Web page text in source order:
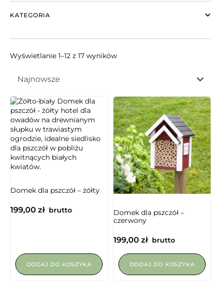
KATEGORIA
Wyświetlanie 1–12 z 17 wyników
Najnowsze
Domek dla pszczół – żółty
199,00 zł brutto
DODAJ DO KOSZYKA
Domek dla pszczół –
czerwony
199,00 zł brutto
DODAJ DO KOSZYKA